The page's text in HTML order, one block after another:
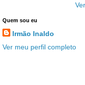
Quem sou eu
Irmão Inaldo
Ver meu perfil completo